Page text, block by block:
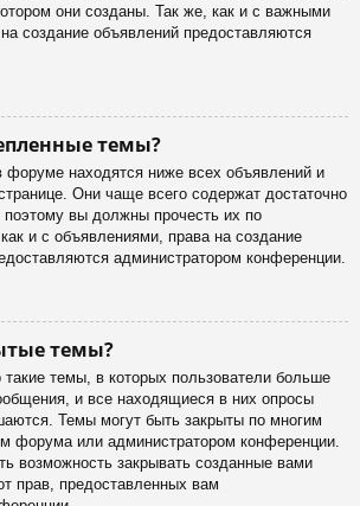
они созданы. Так же, как и с важными
создание объявлений предоставляются
темы?
находятся ниже всех объявлений и
Они чаще всего содержат достаточно
вы должны прочесть их по
и с объявлениями, права на создание
администратором конференции.
темы?
темы, в которых пользователи больше
и все находящиеся в них опросы
Темы могут быть закрыты по многим
форума или администратором конференции.
возможность закрывать созданные вами
прав, предоставленных вам